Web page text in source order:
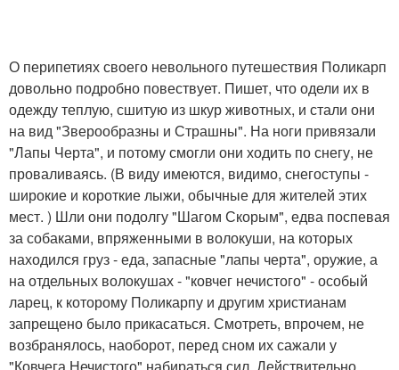
О перипетиях своего невольного путешествия Поликарп
довольно подробно повествует. Пишет, что одели их в
одежду теплую, сшитую из шкур животных, и стали они
на вид "Зверообразны и Страшны". На ноги привязали
"Лапы Черта", и потому смогли они ходить по снегу, не
проваливаясь. (В виду имеются, видимо, снегоступы -
широкие и короткие лыжи, обычные для жителей этих
мест. ) Шли они подолгу "Шагом Скорым", едва поспевая
за собаками, впряженными в волокуши, на которых
находился груз - еда, запасные "лапы черта", оружие, а
на отдельных волокушах - "ковчег нечистого" - особый
ларец, к которому Поликарпу и другим христианам
запрещено было прикасаться. Смотреть, впрочем, не
возбранялось, наоборот, перед сном их сажали у
"Ковчега Нечистого" набираться сил. Действительно,